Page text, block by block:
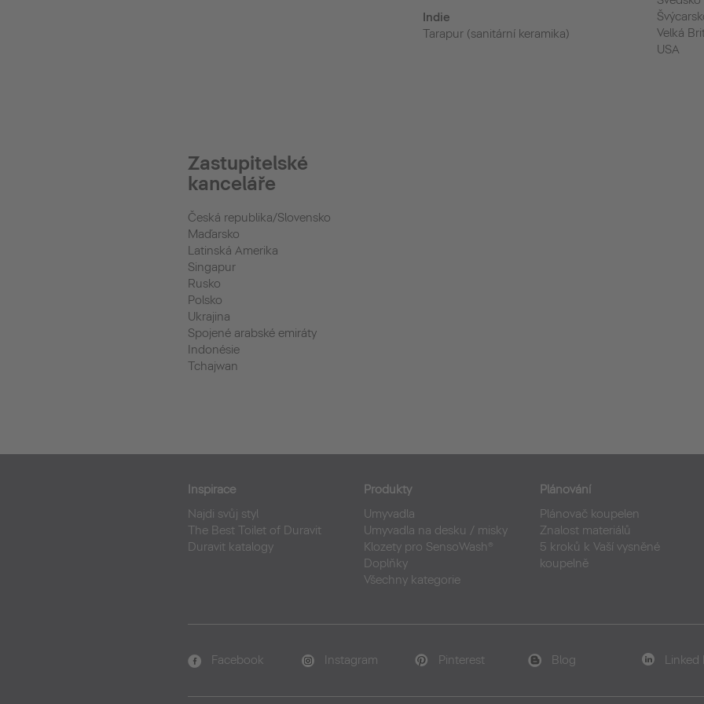
Indie
Tarapur (sanitární keramika)
Velká
USA
Zastupitelské
kanceláře
Česká republika/Slovensko
Maďarsko
Latinská Amerika
Singapur
Rusko
Polsko
Ukrajina
Spojené arabské emiráty
Indonésie
Tchajwan
Inspirace
Najdi svůj styl
The Best Toilet of Duravit
Duravit katalogy
Produkty
Umyvadla
Umyvadla na desku / misky
Klozety pro SensoWash®
Doplňky
Všechny kategorie
Plánování
Plánovač koupelen
Znalost materiálů
5 kroků k Vaší vysněné
koupelně
Facebook Instagram Pinterest Blog Linked